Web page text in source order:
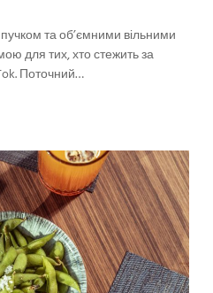
та об’ємними вільними
для тих, хто стежить за
Поточний…